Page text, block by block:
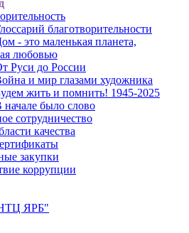
благотворительности
- это маленькая планета,
любовью
Руси до России
и мир глазами художника
жить и помнить! 1945-2025
начале было слово
сотрудничество
качества
закупки
коррупции
ЯРБ"